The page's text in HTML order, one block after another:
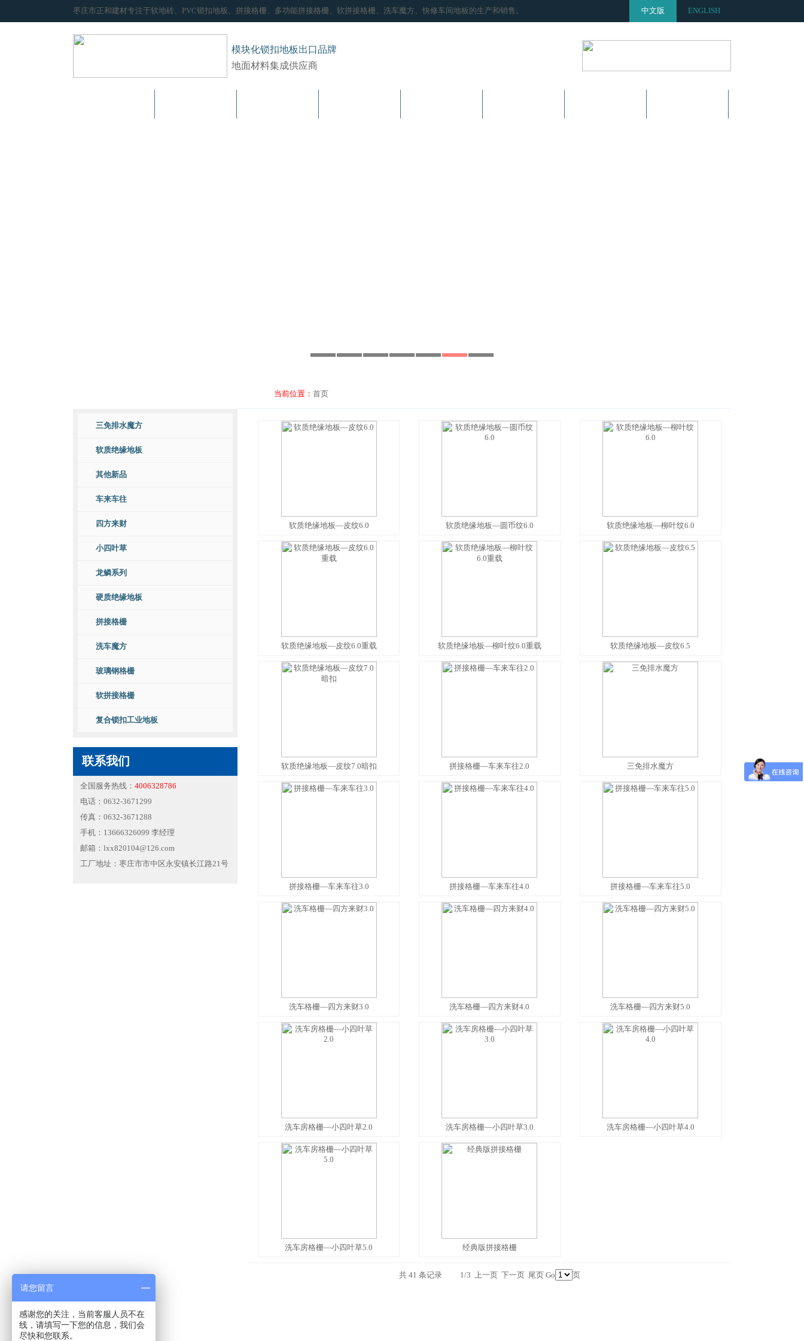
枣庄市正和建材专注于软地砖、PVC锁扣地板、拼接格栅、多功能拼接格栅、软拼接格栅、洗车魔方、快修车间地板的生产和销售。 中文版 ENGLISH
模块化锁扣地板出口品牌
地面材料集成供应商
1 2 3 6 7
三免排水魔方
软质绝缘地板
其他新品
车来车往
四方来财
小四叶草
龙鳞系列
硬质绝缘地板
拼接格栅
洗车魔方
玻璃钢格栅
软拼接格栅
复合锁扣工业地板
联系我们
全国服务热线： 4006328786
电话：0632-3671299
传真：0632-3671288
手机：13666326099 李经理
邮箱：lxx820104@126.com
工厂地址：枣庄市市中区永安镇长江路21号
当前位置： 首页
软质绝缘地板—皮纹6.0 软质绝缘地板—圆币纹6.0 软质绝缘地板—柳叶纹6.0
软质绝缘地板—皮纹6.0重载 软质绝缘地板—柳叶纹6.0重载 软质绝缘地板—皮纹6.5
软质绝缘地板—皮纹7.0暗扣 拼接格栅—车来车往2.0 三免排水魔方
拼接格栅—车来车往3.0 拼接格栅—车来车往4.0 拼接格栅—车来车往5.0
洗车格栅—四方来财3.0 洗车格栅—四方来财4.0 洗车格栅—四方来财5.0
洗车房格栅—小四叶草2.0 洗车房格栅—小四叶草3.0 洗车房格栅—小四叶草4.0
洗车房格栅—小四叶草5.0 经典版拼接格栅
共 41 条记录 1/3 上一页 下一页 尾页 Go 页
友情链接：
请您留言
感谢您的关注，当前客服人员不在
线，请填写一下您的信息，我们会
尽快和您联系。